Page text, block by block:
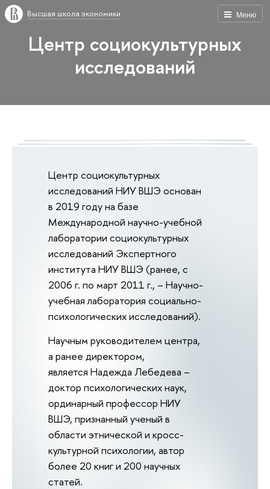
Меню
Высшая школа экономики
Центр социокультурных
исследований
Центр социокультурных
исследований НИУ ВШЭ основан
в 2019 году на базе
Международной научно-учебной
лаборатории социокультурных
исследований Экспертного
института НИУ ВШЭ (ранее, с
2006 г. по март 2011 г., – Научно-
учебная лаборатория социально-
психологических исследований).
Научным руководителем центра,
а ранее директором,
является Надежда Лебедева –
доктор психологических наук,
ординарный профессор НИУ
ВШЭ, признанный ученый в
области этнической и кросс-
культурной психологии, автор
более 20 книг и 200 научных
статей.